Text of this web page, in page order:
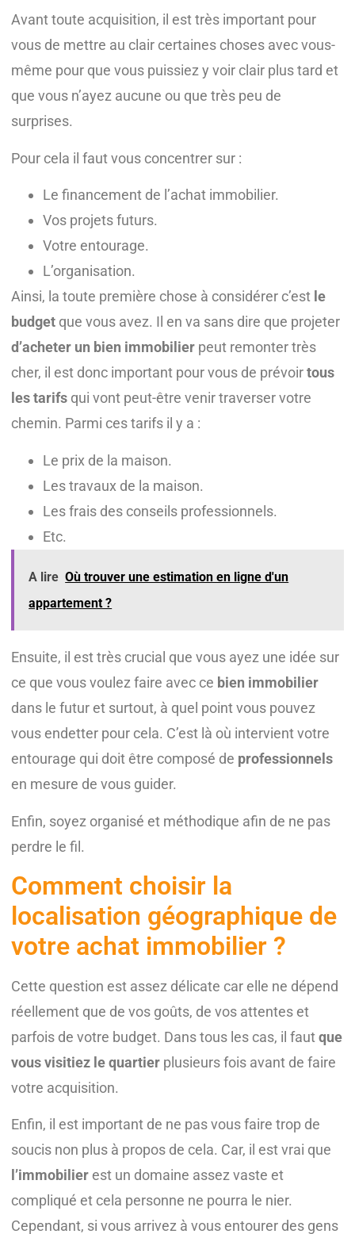
Avant toute acquisition, il est très important pour
vous de mettre au clair certaines choses avec vous-
même pour que vous puissiez y voir clair plus tard et
que vous n’ayez aucune ou que très peu de
surprises.
Pour cela il faut vous concentrer sur :
Le financement de l’achat immobilier.
Vos projets futurs.
Votre entourage.
L’organisation.
Ainsi, la toute première chose à considérer c’est le
budget que vous avez. Il en va sans dire que projeter
d’acheter un bien immobilier peut remonter très
cher, il est donc important pour vous de prévoirtous
les tarifs qui vont peut-être venir traverser votre
chemin. Parmi ces tarifs il y a :
Le prix de la maison.
Les travaux de la maison.
Les frais des conseils professionnels.
Etc.
A lire Où trouver une estimation en ligne d'un
appartement ?
Ensuite, il est très crucial que vous ayez une idée sur
ce que vous voulez faire avec ce bien immobilier
dans le futur et surtout, à quel point vous pouvez
vous endetter pour cela. C’est là où intervient votre
entourage qui doit être composé de professionnels
en mesure de vous guider.
Enfin, soyez organisé et méthodique afin de ne pas
perdre le fil.
Comment choisir la
localisation géographique de
votre achat immobilier ?
Cette question est assez délicate car elle ne dépend
réellement que de vos goûts, de vos attentes et
parfois de votre budget. Dans tous les cas, il fautque
vous visitiez le quartier plusieurs fois avant de faire
votre acquisition.
Enfin, il est important de ne pas vous faire trop de
soucis non plus à propos de cela. Car, il est vrai que
l’immobilier est un domaine assez vaste et
compliqué et cela personne ne pourra le nier.
Cependant, si vous arrivez à vous entourer des gens